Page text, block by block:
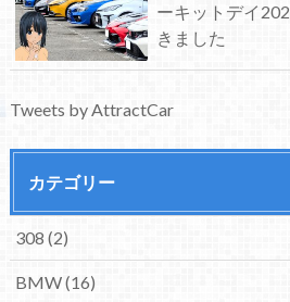
ーキットデイ
きました
Tweets by AttractCar
カテゴリー
308 (2)
BMW(16)